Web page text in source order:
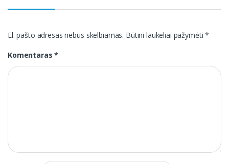
El. pašto adresas nebus skelbiamas. Būtini laukeliai pažymėti*
Komentaras*